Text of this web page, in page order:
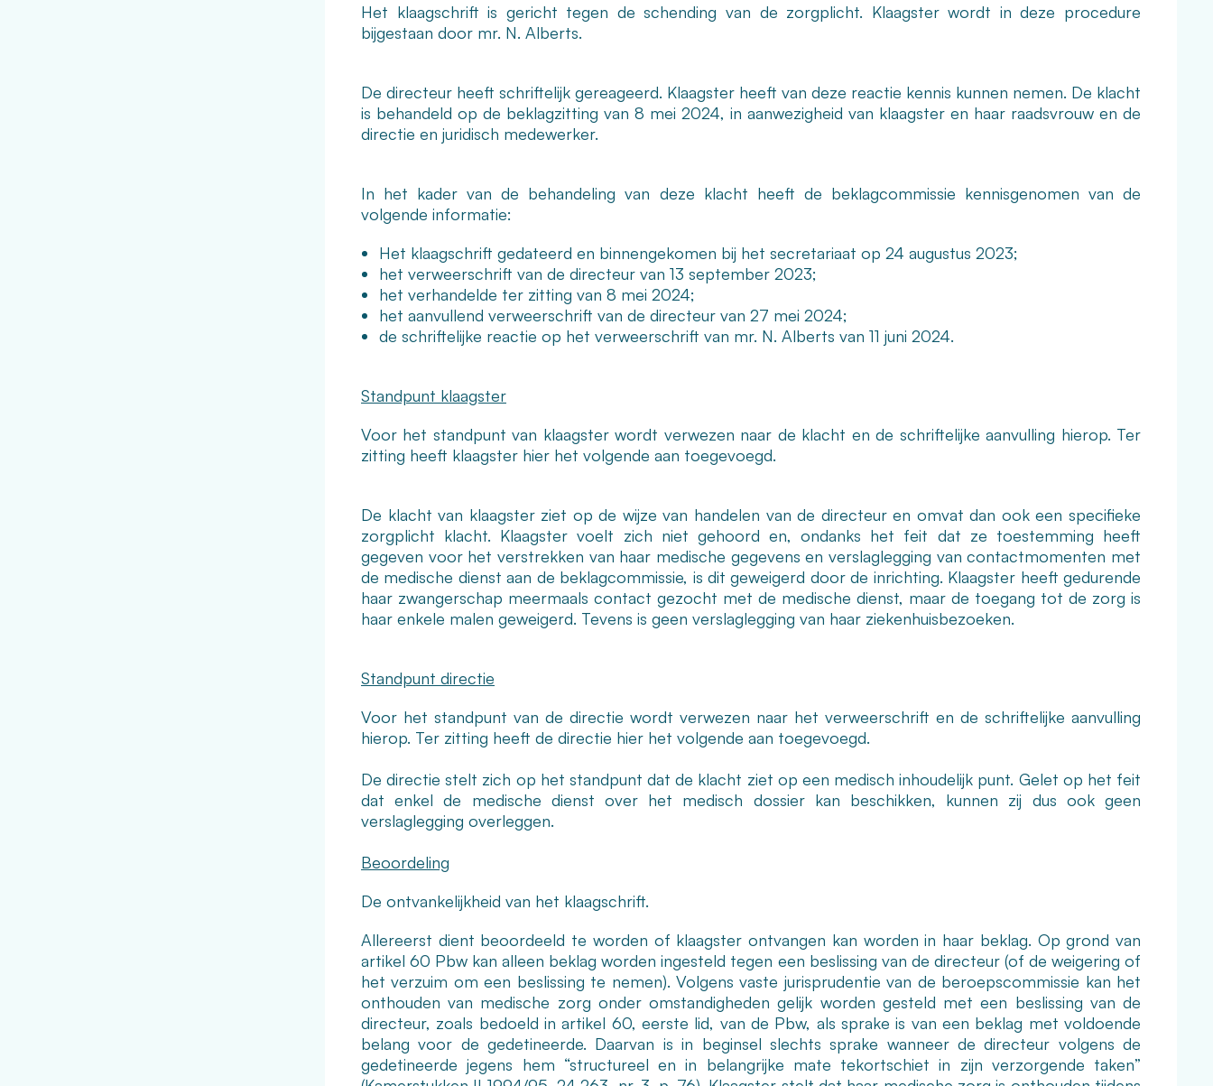
Het klaagschrift is gericht tegen de schending van de zorgplicht. Klaagster wordt in deze procedure
bijgestaan door mr. N. Alberts.
De directeur heeft schriftelijk gereageerd. Klaagster heeft van deze reactie kennis kunnen nemen. De klacht
is behandeld op de beklagzitting van 8 mei 2024, in aanwezigheid van klaagster en haar raadsvrouw en de
directie en juridisch medewerker.
In het kader van de behandeling van deze klacht heeft de beklagcommissie kennisgenomen van de
volgende informatie:
Het klaagschrift gedateerd en binnengekomen bij het secretariaat op 24 augustus 2023;
het verweerschrift van de directeur van 13 september 2023;
het verhandelde ter zitting van 8 mei 2024;
het aanvullend verweerschrift van de directeur van 27 mei 2024;
de schriftelijke reactie op het verweerschrift van mr. N. Alberts van 11 juni 2024.
Standpunt klaagster
Voor het standpunt van klaagster wordt verwezen naar de klacht en de schriftelijke aanvulling hierop. Ter
zitting heeft klaagster hier het volgende aan toegevoegd.
De klacht van klaagster ziet op de wijze van handelen van de directeur en omvat dan ook een specifieke
zorgplicht klacht. Klaagster voelt zich niet gehoord en, ondanks het feit dat ze toestemming heeft
gegeven voor het verstrekken van haar medische gegevens en verslaglegging van contactmomenten met
de medische dienst aan de beklagcommissie, is dit geweigerd door de inrichting. Klaagster heeft gedurende
haar zwangerschap meermaals contact gezocht met de medische dienst, maar de toegang tot de zorg is
haar enkele malen geweigerd. Tevens is geen verslaglegging van haar ziekenhuisbezoeken.
Standpunt directie
Voor het standpunt van de directie wordt verwezen naar het verweerschrift en de schriftelijke aanvulling
hierop. Ter zitting heeft de directie hier het volgende aan toegevoegd.
De directie stelt zich op het standpunt dat de klacht ziet op een medisch inhoudelijk punt. Gelet op het feit
dat enkel de medische dienst over het medisch dossier kan beschikken, kunnen zij dus ook geen
verslaglegging overleggen.
Beoordeling
De ontvankelijkheid van het klaagschrift.
Allereerst dient beoordeeld te worden of klaagster ontvangen kan worden in haar beklag. Op grond van
artikel 60 Pbw kan alleen beklag worden ingesteld tegen een beslissing van de directeur (of de weigering of
het verzuim om een beslissing te nemen). Volgens vaste jurisprudentie van de beroepscommissie kan het
onthouden van medische zorg onder omstandigheden gelijk worden gesteld met een beslissing van de
directeur, zoals bedoeld in artikel 60, eerste lid, van de Pbw, als sprake is van een beklag met voldoende
belang voor de gedetineerde. Daarvan is in beginsel slechts sprake wanneer de directeur volgens de
gedetineerde jegens hem “structureel en in belangrijke mate tekortschiet in zijn verzorgende taken”